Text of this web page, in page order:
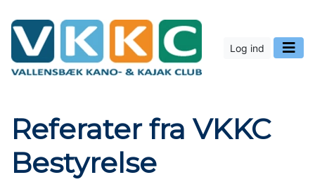
Log ind
Referater fra VKKC
Bestyrelse